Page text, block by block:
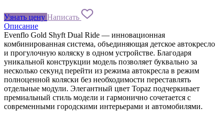
Узнать цену Написать
Описание
Evenflo Gold Shyft Dual Ride — инновационная
комбинированная система, объединяющая детское автокресло
и прогулочную коляску в одном устройстве. Благодаря
уникальной конструкции модель позволяет буквально за
несколько секунд перейти из режима автокресла в режим
полноценной коляски без необходимости переставлять
отдельные модули. Элегантный цвет Topaz подчеркивает
премиальный стиль модели и гармонично сочетается с
современными городскими интерьерами и автомобилями.